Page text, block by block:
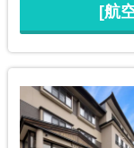
[航